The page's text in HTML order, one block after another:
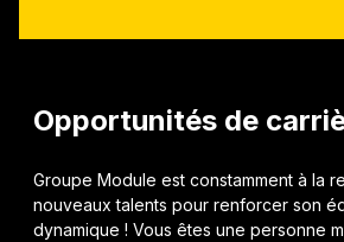
Opportunités de
Groupe Module est constamment à la
nouveaux talents pour renforcer son
dynamique ! Vous êtes une personne